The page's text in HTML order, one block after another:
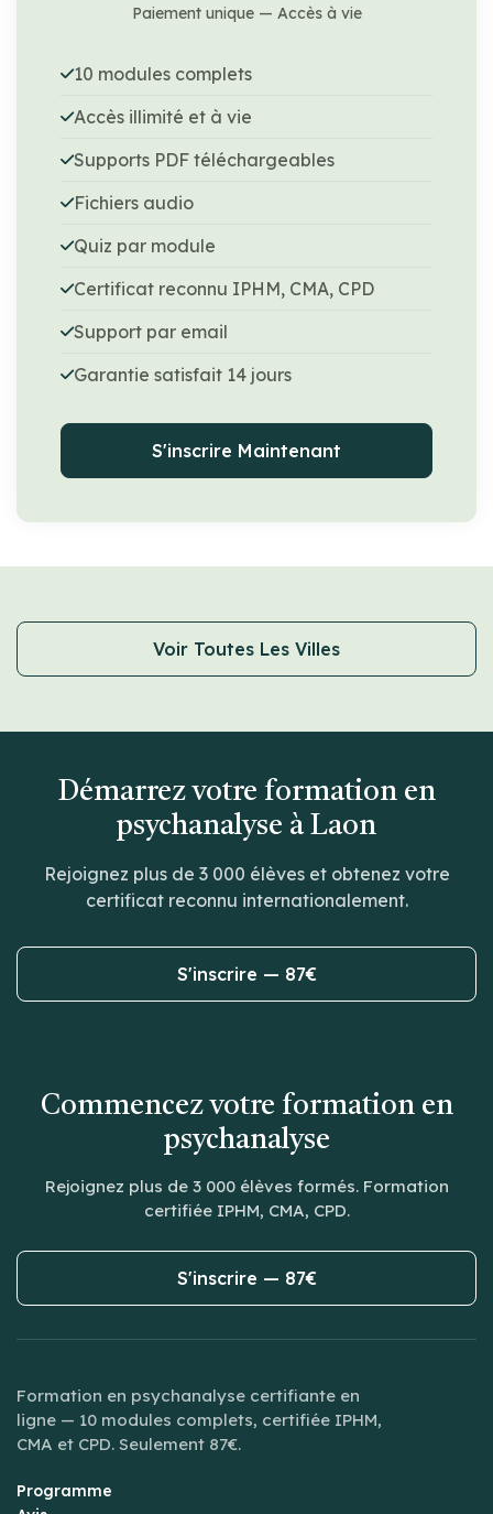
Paiement unique — Accès à vie
10 modules complets
Accès illimité et à vie
Supports PDF téléchargeables
Fichiers audio
Quiz par module
Certificat reconnu IPHM, CMA, CPD
Support par email
Garantie satisfait 14 jours
S'inscrire Maintenant
Voir Toutes Les Villes
Démarrez votre formation en
psychanalyse à Laon
Rejoignez plus de 3 000 élèves et obtenez votre
certificat reconnu internationalement.
S'inscrire — 87€
Commencez votre formation en
psychanalyse
Rejoignez plus de 3 000 élèves formés. Formation
certifiée IPHM, CMA, CPD.
S'inscrire — 87€
Formation en psychanalyse certifiante en
ligne — 10 modules complets, certifiée IPHM,
CMA et CPD. Seulement 87€.
Programme